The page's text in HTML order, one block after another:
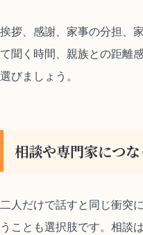
挨拶、感謝、家事の分担、
て聞く時間、親族との距離
選びましょう。
相談や専門家につ
二人だけで話すと同じ衝突
うことも選択肢です。相談